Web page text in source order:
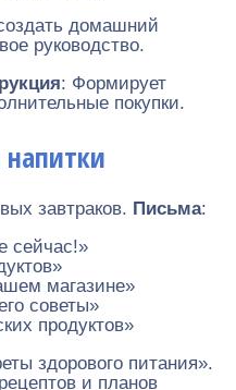
домашний
руководство.
: Формирует
покупки.
завтраков. Письма:
сейчас!»
магазине»
советы»
продуктов»
здорового питания».
и планов